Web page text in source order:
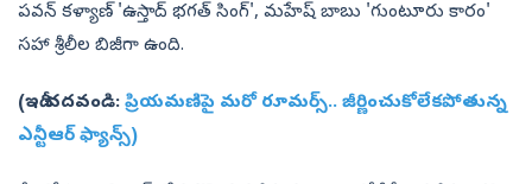
పవన్ కళ్యాణ్ 'ఉస్తాద్ భగత్ సింగ్', మహేష్ బాబు 'గుంటూరు కారం'
సహా శ్రీలీల బిజీగా ఉంది.
(ఇదీ చదవండి: ప్రియమణిపై మరో రూమర్స్‌.. జీర్ణించుకోలేకపోతున్న
ఎన్టీఆర్‌ ఫ్యాన్స్‌)